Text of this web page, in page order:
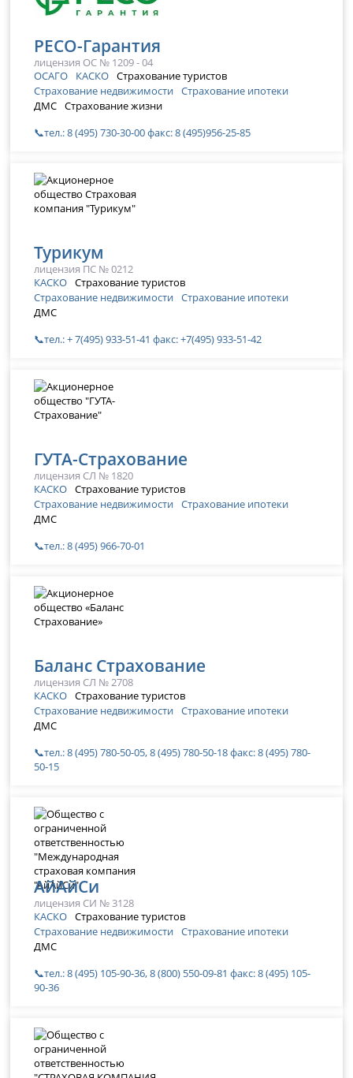
РЕСО-Гарантия
лицензия ОС № 1209 - 04
ОСАГО
КАСКО Страхование туристов
Страхование недвижимости Страхование ипотеки
ДМС Страхование жизни
📞тел.: 8 (495) 730-30-00 факс: 8 (495)956-25-85
Турикум
лицензия ПС № 0212
КАСКО Страхование туристов
Страхование недвижимости Страхование ипотеки
ДМС
📞тел.: + 7(495) 933-51-41 факс: +7(495) 933-51-42
ГУТА-Страхование
лицензия СЛ № 1820
КАСКО Страхование туристов
Страхование недвижимости Страхование ипотеки
ДМС
📞тел.: 8 (495) 966-70-01
Баланс Страхование
лицензия СЛ № 2708
КАСКО Страхование туристов
Страхование недвижимости Страхование ипотеки
ДМС
📞тел.: 8 (495) 780-50-05, 8 (495) 780-50-18 факс: 8 (495) 780-
50-15
АйАйСи
лицензия СИ № 3128
КАСКО Страхование туристов
Страхование недвижимости Страхование ипотеки
ДМС
📞тел.: 8 (495) 105-90-36, 8 (800) 550-09-81 факс: 8 (495) 105-
90-36